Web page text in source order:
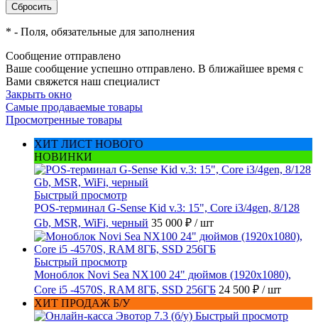
* - Поля, обязательные для заполнения
Сообщение отправлено
Ваше сообщение успешно отправлено. В ближайшее время с
Вами свяжется наш специалист
Закрыть окно
Самые продаваемые товары
Просмотренные товары
ХИТ ЛИСТ НОВОГО
НОВИНКИ
Быстрый просмотр
POS-терминал G-Sense Kid v.3: 15", Core i3/4gen, 8/128
Gb, MSR, WiFi, черный 35 000 ₽ / шт
Быстрый просмотр
Моноблок Novi Sea NX100 24" дюймов (1920x1080),
Core i5 -4570S, RAM 8ГБ, SSD 256ГБ 24 500 ₽ / шт
ХИТ ПРОДАЖ Б/У
Быстрый просмотр